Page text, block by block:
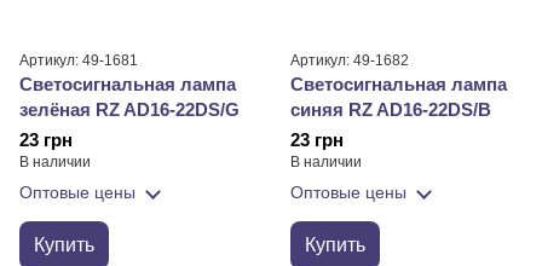
Артикул: 49-1681
Светосигнальная лампа
зелёная RZ AD16-22DS/G
23 грн
В наличии
Оптовые цены
Купить
Артикул: 49-1682
Светосигнальная лампа
синяя RZ AD16-22DS/B
23 грн
В наличии
Оптовые цены
Купить